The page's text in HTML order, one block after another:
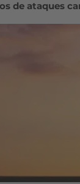
de ataques